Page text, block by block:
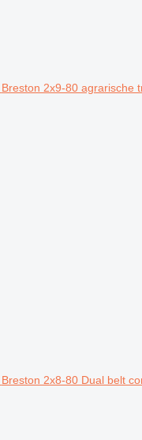
Breston 2x9-80 agrarische
Breston 2x8-80 Dual belt